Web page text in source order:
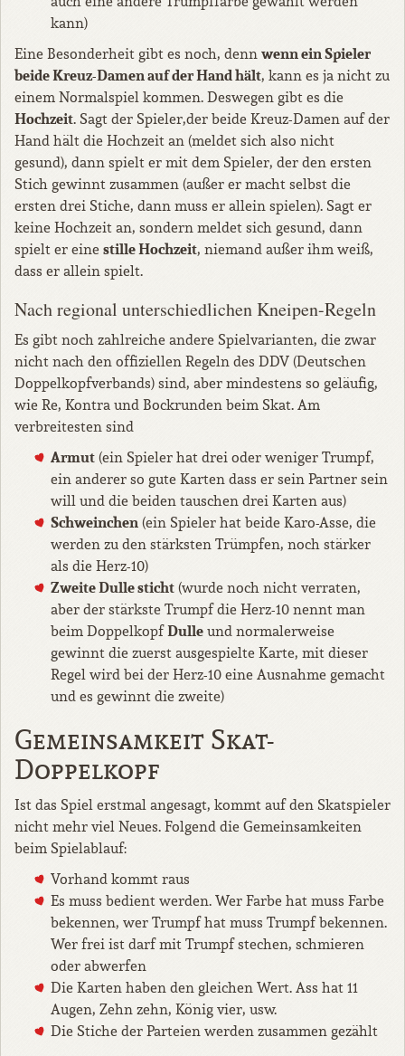
kann)
Eine Besonderheit gibt es noch, denn wenn ein Spieler
beide Kreuz-Damen auf der Hand hält, kann es ja nicht zu
einem Normalspiel kommen. Deswegen gibt es die
Hochzeit. Sagt der Spieler,der beide Kreuz-Damen auf der
Hand hält die Hochzeit an (meldet sich also nicht
gesund), dann spielt er mit dem Spieler, der den ersten
Stich gewinnt zusammen (außer er macht selbst die
ersten drei Stiche, dann muss er allein spielen). Sagt er
keine Hochzeit an, sondern meldet sich gesund, dann
spielt er eine stille Hochzeit, niemand außer ihm weiß,
dass er allein spielt.
Nach regional unterschiedlichen Kneipen-Regeln
Es gibt noch zahlreiche andere Spielvarianten, die zwar
nicht nach den offiziellen Regeln des DDV (Deutschen
Doppelkopfverbands) sind, aber mindestens so geläufig,
wie Re, Kontra und Bockrunden beim Skat. Am
verbreitesten sind
Armut (ein Spieler hat drei oder weniger Trumpf,
ein anderer so gute Karten dass er sein Partner sein
will und die beiden tauschen drei Karten aus)
Schweinchen (ein Spieler hat beide Karo-Asse, die
werden zu den stärksten Trümpfen, noch stärker
als die Herz-10)
Zweite Dulle sticht (wurde noch nicht verraten,
aber der stärkste Trumpf die Herz-10 nennt man
beim DoppelkopfDulle und normalerweise
gewinnt die zuerst ausgespielte Karte, mit dieser
Regel wird bei der Herz-10 eine Ausnahme gemacht
und es gewinnt die zweite)
Gemeinsamkeit Skat-
Doppelkopf
Ist das Spiel erstmal angesagt, kommt auf den Skatspieler
nicht mehr viel Neues. Folgend die Gemeinsamkeiten
beim Spielablauf:
Vorhand kommt raus
Es muss bedient werden. Wer Farbe hat muss Farbe
bekennen, wer Trumpf hat muss Trumpf bekennen.
Wer frei ist darf mit Trumpf stechen, schmieren
oder abwerfen
Die Karten haben den gleichen Wert. Ass hat 11
Augen, Zehn zehn, König vier, usw.
Die Stiche der Parteien werden zusammen gezählt